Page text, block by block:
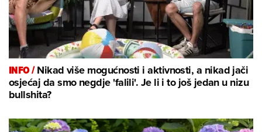
INFO /Nikad više mogućnosti i aktivnosti, a nikad jači
osjećaj da smo negdje 'falili'. Je li i to još jedan u nizu
bullshita?